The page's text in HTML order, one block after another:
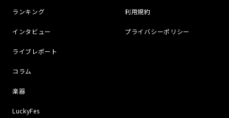
ランキング
インタビュー
ライブレポート
コラム
楽器
LuckyFes
利用規約
プライバシーポリシー